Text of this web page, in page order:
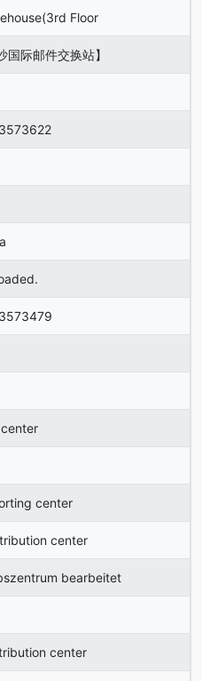
Floor
际邮件交换站】
center
center
bearbeitet
center